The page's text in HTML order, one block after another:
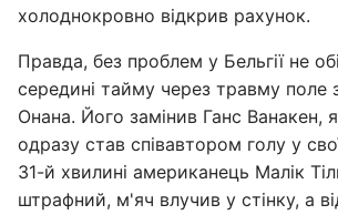
холоднокровно відкрив рахунок.
Правда, без проблем у Бельгії не
середині тайму через травму
Онана. Його замінив Ганс Ванакен,
одразу став співавтором голу у
31-й хвилині американець Малік
штрафний, м'яч влучив у стінку, а